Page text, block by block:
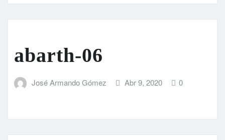
abarth-06
José Armando Gómez Abr 9, 2020 0